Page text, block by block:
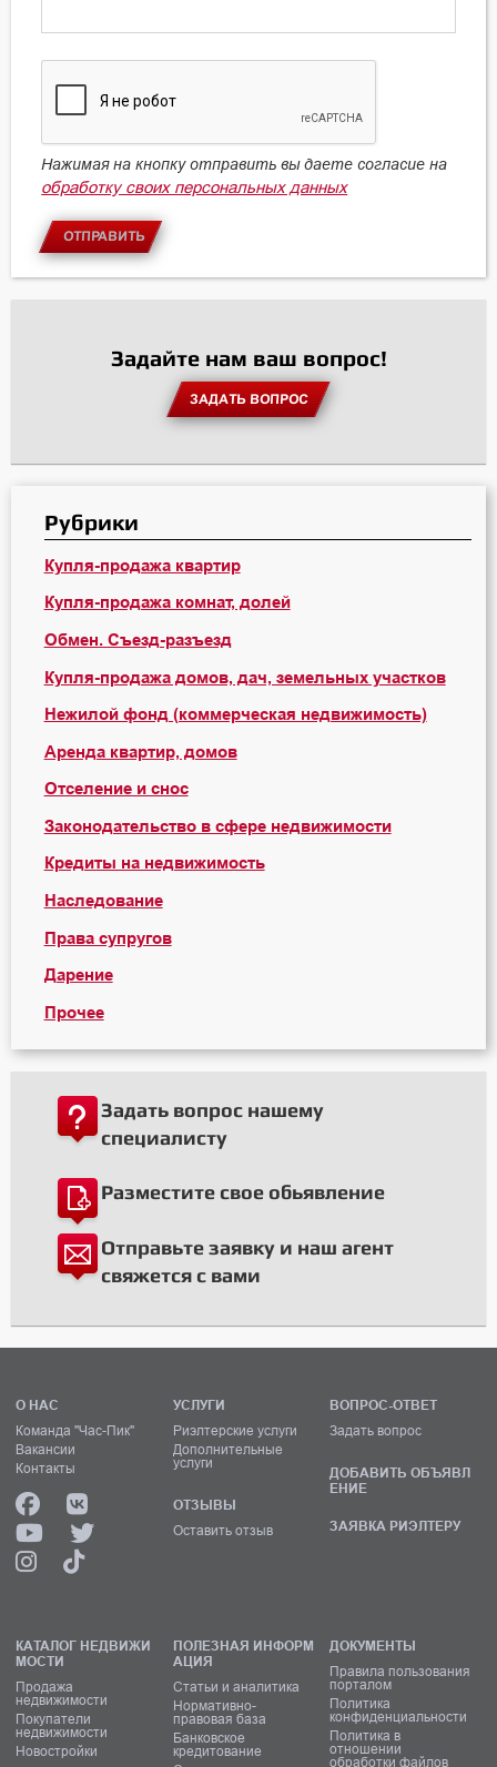
Нажимая на кнопку отправить вы даете согласие на
обработку своих персональных данных
ОТПРАВИТЬ
Задайте нам ваш вопрос!
ЗАДАТЬ ВОПРОС
Рубрики
Купля-продажа квартир
Купля-продажа комнат, долей
Обмен. Съезд-разъезд
Купля-продажа домов, дач, земельных участков
Нежилой фонд (коммерческая недвижимость)
Аренда квартир, домов
Отселение и снос
Законодательство в сфере недвижимости
Кредиты на недвижимость
Наследование
Права супругов
Дарение
Прочее
Задать вопрос нашему
специалисту
Разместите свое обьявление
Отправьте заявку и наш агент
свяжется с вами
О НАС
Команда "Час-Пик"
Вакансии
Контакты
УСЛУГИ
Риэлтерские услуги
Дополнительные
услуги
ОТЗЫВЫ
Оставить отзыв
ВОПРОС-ОТВЕТ
Задать вопрос
ДОБАВИТЬ ОБЪЯВЛ
ЕНИЕ
ЗАЯВКА РИЭЛТЕРУ
КАТАЛОГ НЕДВИЖИ
МОСТИ
Продажа
недвижимости
Покупатели
недвижимости
Новостройки
ПОЛЕЗНАЯ ИНФОРМ
АЦИЯ
Статьи и аналитика
Нормативно-
правовая база
Банковское
кредитование
ДОКУМЕНТЫ
Правила пользования
порталом
Политика
конфиденциальности
Политика в
отношении
обработки файлов